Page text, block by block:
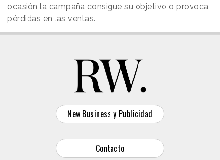
ocasión la campaña consigue su objetivo o provoca
pérdidas en las ventas.
New Business y Publicidad
Contacto